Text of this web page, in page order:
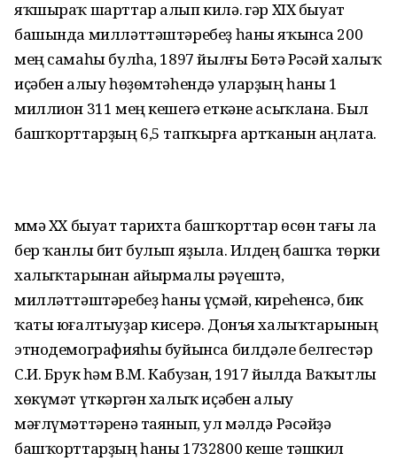
яҡшыраҡ шарттар алып килә. Әгәр XIX быуат
башында милләттәштәребеҙ һаны яҡынса 200
мең самаһы булһа, 1897 йылғы Бөтә Рәсәй халыҡ
иҫәбен алыу һөҙөмтәһендә уларҙың һаны 1
миллион 311 мең кешегә еткәне асыҡлана. Был
башҡорттарҙың 6,5 тапҡырға артҡанын аңлата.
Әммә XX быуат тарихта башҡорттар өсөн тағы ла
бер ҡанлы бит булып яҙыла. Илдең башҡа төрки
халыҡтарынан айырмалы рәүештә,
милләттәштәребеҙ һаны үҫмәй, киреһенсә, бик
ҡаты юғалтыуҙар кисерә. Донъя халыҡтарының
этнодемографияһы буйынса билдәле белгестәр
С.И. Брук һәм В.М. Кабузан, 1917 йылда Ваҡытлы
хөкүмәт үткәргән халыҡ иҫәбен алыу
мәғлүмәттәренә таянып, ул мәлдә Рәсәйҙә
башҡорттарҙың һаны 1732800 кеше тәшкил